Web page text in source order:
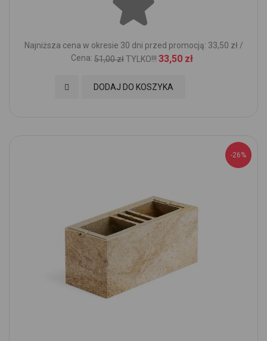
Najniższa cena w okresie 30 dni przed promocją: 33,50 zł /
Cena: 51,00 złTYLKO!!! 33,50 zł
DODAJ DO KOSZYKA
Dodaj do Ulubionych
-26%